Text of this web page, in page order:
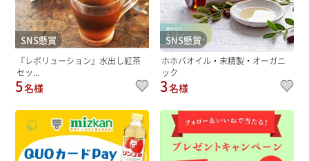
SNS懸賞
『レボリューション』水出し紅茶
セッ...
5名様
SNS懸賞
ホホバオイル・未精製・オーガニ
ック
3名様